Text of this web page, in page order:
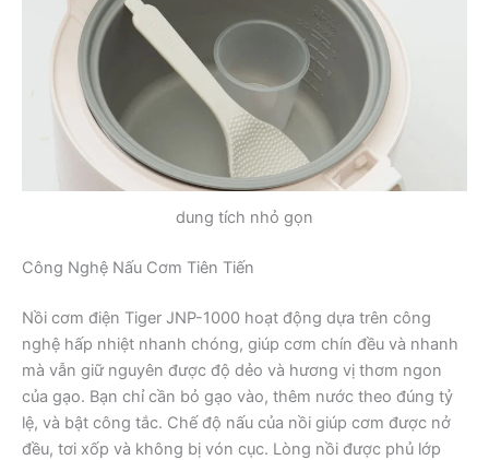
dung tích nhỏ gọn
Công Nghệ Nấu Cơm Tiên Tiến
Nồi cơm điện Tiger JNP-1000 hoạt động dựa trên công
nghệ hấp nhiệt nhanh chóng, giúp cơm chín đều và nhanh
mà vẫn giữ nguyên được độ dẻo và hương vị thơm ngon
của gạo. Bạn chỉ cần bỏ gạo vào, thêm nước theo đúng tỷ
lệ, và bật công tắc. Chế độ nấu của nồi giúp cơm được nở
đều, tơi xốp và không bị vón cục. Lòng nồi được phủ lớp